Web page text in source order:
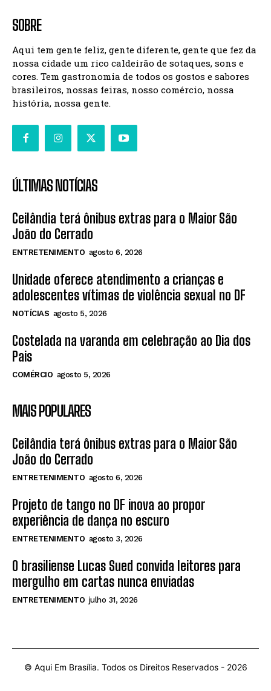
SOBRE
Aqui tem gente feliz, gente diferente, gente que fez da
nossa cidade um rico caldeirão de sotaques, sons e
cores. Tem gastronomia de todos os gostos e sabores
brasileiros, nossas feiras, nosso comércio, nossa
história, nossa gente.
ÚLTIMAS NOTÍCIAS
Ceilândia terá ônibus extras para o Maior São
João do Cerrado
ENTRETENIMENTO agosto 6, 2026
Unidade oferece atendimento a crianças e
adolescentes vítimas de violência sexual no DF
NOTÍCIAS agosto 5, 2026
Costelada na varanda em celebração ao Dia dos
Pais
COMÉRCIO agosto 5, 2026
MAIS POPULARES
Ceilândia terá ônibus extras para o Maior São
João do Cerrado
ENTRETENIMENTO agosto 6, 2026
Projeto de tango no DF inova ao propor
experiência de dança no escuro
ENTRETENIMENTO agosto 3, 2026
O brasiliense Lucas Sued convida leitores para
mergulho em cartas nunca enviadas
ENTRETENIMENTO julho 31, 2026
© Aqui Em Brasília. Todos os Direitos Reservados - 2026